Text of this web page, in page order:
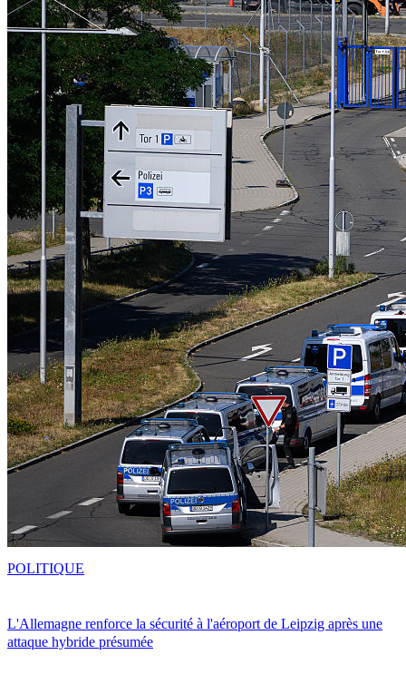
L'Allemagne renforce la sécurité à l'aéroport de Leipzig après une
attaque hybride présumée
POLITIQUE